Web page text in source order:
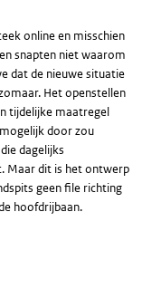
online en misschien
snapten niet waarom
dat de nieuwe situatie
Het openstellen
tijdelijke maatregel
door zou
dagelijks
Maar dit is het ontwerp
geen file richting
hoofdrijbaan.